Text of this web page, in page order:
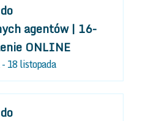
agentów | 16-
ONLINE
18 listopada